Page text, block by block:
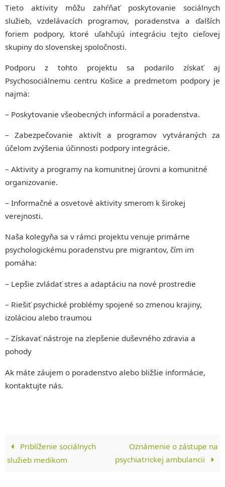
Tieto aktivity môžu zahŕňať poskytovanie sociálnych
služieb, vzdelávacích programov, poradenstva a ďalších
foriem podpory, ktoré uľahčujú integráciu tejto cieľovej
skupiny do slovenskej spoločnosti.
Podporu z tohto projektu sa podarilo získať aj
Psychosociálnemu centru Košice a predmetom podpory je
najmä:
– Poskytovanie všeobecných informácií a poradenstva.
– Zabezpečovanie aktivít a programov vytváraných za
účelom zvýšenia účinnosti podpory integrácie.
– Aktivity a programy na komunitnej úrovni a komunitné
organizovanie.
– Informačné a osvetové aktivity smerom k širokej
verejnosti.
Naša kolegyňa sa v rámci projektu venuje primárne
psychologickému poradenstvu pre migrantov, čím im
pomáha:
– Lepšie zvládať stres a adaptáciu na nové prostredie
– Riešiť psychické problémy spojené so zmenou krajiny,
izoláciou alebo traumou
– Získavať nástroje na zlepšenie duševného zdravia a
pohody
Ak máte záujem o poradenstvo alebo bližšie informácie,
kontaktujte nás.
Priblíženie sociálnych
služieb medikom
Oznámenie o zástupe na
psychiatrickej ambulancii